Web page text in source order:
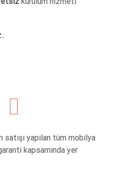
satışı yapılan tüm mobilya
kapsamında yer